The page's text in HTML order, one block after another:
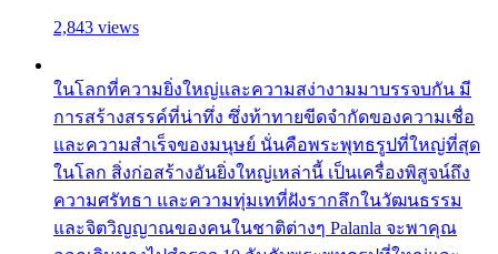
2,843 views
ในโลกที่ความยิ่งใหญ่และความสง่างามมาบรรจบกัน มี
การสร้างสรรค์ที่น่าทึ่ง ซึ่งท้าทายขีดจำกัดของความเชื่อ
และความสำเร็จของมนุษย์ นั่นคือพระพุทธรูปที่ใหญ่ที่สุด
ในโลก สิ่งก่อสร้างอันยิ่งใหญ่เหล่านี้ เป็นเครื่องพิสูจน์ถึง
ความศรัทธา และความทุ่มเทที่ฝังรากลึกในวัฒนธรรม
และจิตวิญญาณของคนในชาติต่างๆ Palanla จะพาคุณ